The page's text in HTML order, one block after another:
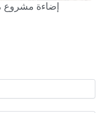
إضاءة مشروع